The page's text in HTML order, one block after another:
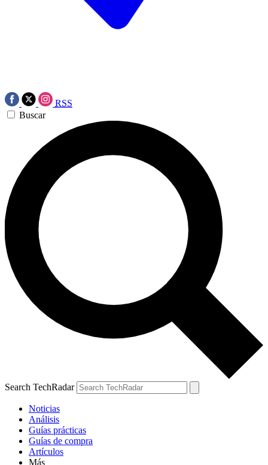
RSS
Buscar
Search TechRadar
Noticias
Análisis
Guías prácticas
Guías de compra
Artículos
Más